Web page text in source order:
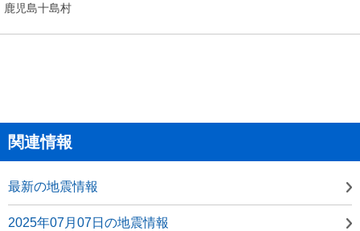
鹿児島十島村
関連情報
最新の地震情報
2025年07月07日の地震情報